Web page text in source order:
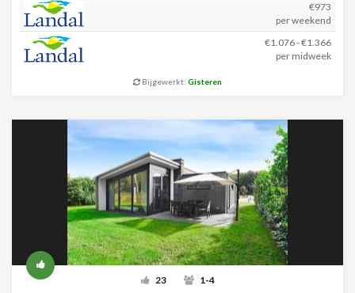
€973
per weekend
€1.076 - €1.366
per midweek
Bijgewerkt: Gisteren
23 1-4